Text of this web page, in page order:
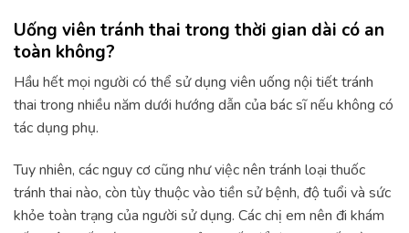
Uống viên tránh thai trong thời gian dài có an
toàn không?
Hầu hết mọi người có thể sử dụng viên uống nội tiết tránh
thai trong nhiều năm dưới hướng dẫn của bác sĩ nếu không có
tác dụng phụ.
Tuy nhiên, các nguy cơ cũng như việc nên tránh loại thuốc
tránh thai nào, còn tùy thuộc vào tiền sử bệnh, độ tuổi và sức
khỏe toàn trạng của người sử dụng. Các chị em nên đi khám